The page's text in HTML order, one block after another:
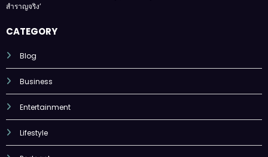
สำราญจริง’
CATEGORY
Blog
Business
Entertainment
Lifestyle